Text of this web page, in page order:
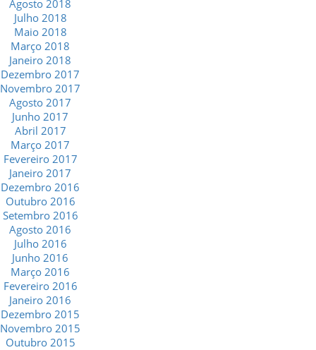
Agosto 2018
Julho 2018
Maio 2018
Março 2018
Janeiro 2018
Dezembro 2017
Novembro 2017
Agosto 2017
Junho 2017
Abril 2017
Março 2017
Fevereiro 2017
Janeiro 2017
Dezembro 2016
Outubro 2016
Setembro 2016
Agosto 2016
Julho 2016
Junho 2016
Março 2016
Fevereiro 2016
Janeiro 2016
Dezembro 2015
Novembro 2015
Outubro 2015